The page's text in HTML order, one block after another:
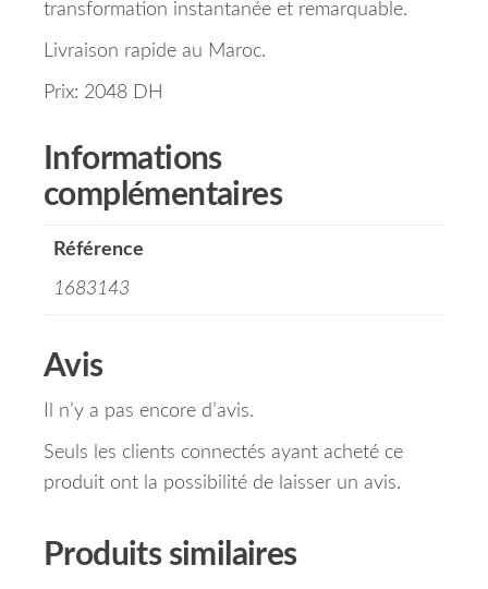
transformation instantanée et remarquable.
Livraison rapide au Maroc.
Prix: 2048 DH
Informations
complémentaires
Référence
1683143
Avis
Il n’y a pas encore d’avis.
Seuls les clients connectés ayant acheté ce
produit ont la possibilité de laisser un avis.
Produits similaires